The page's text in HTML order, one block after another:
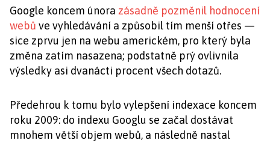
Google koncem února zásadně pozměnil hodnocení
webů ve vyhledávání a způsobil tím menší otřes —
sice zprvu jen na webu americkém, pro který byla
změna zatím nasazena; podstatně prý ovlivnila
výsledky asi dvanácti procent všech dotazů.
Předehrou k tomu bylo vylepšení indexace koncem
roku 2009: do indexu Googlu se začal dostávat
mnohem větší objem webů, a následně nastal